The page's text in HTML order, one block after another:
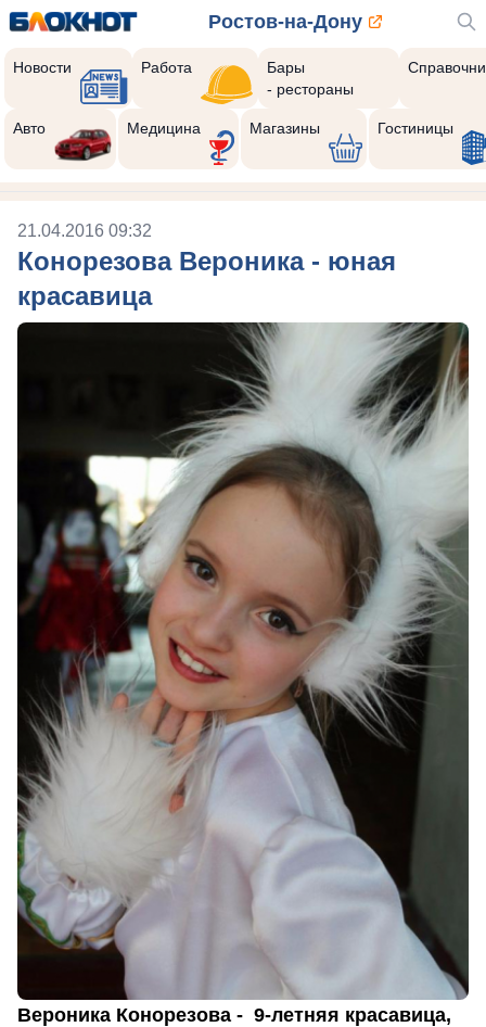
Ростов-на-Дону
Новости Работа
Бары
- рестораны
Авто Медицина Магазины Гостиницы
21.04.2016 09:32
Конорезова Вероника - юная
красавица
Вероника Конорезова - 9-летняя красавица,